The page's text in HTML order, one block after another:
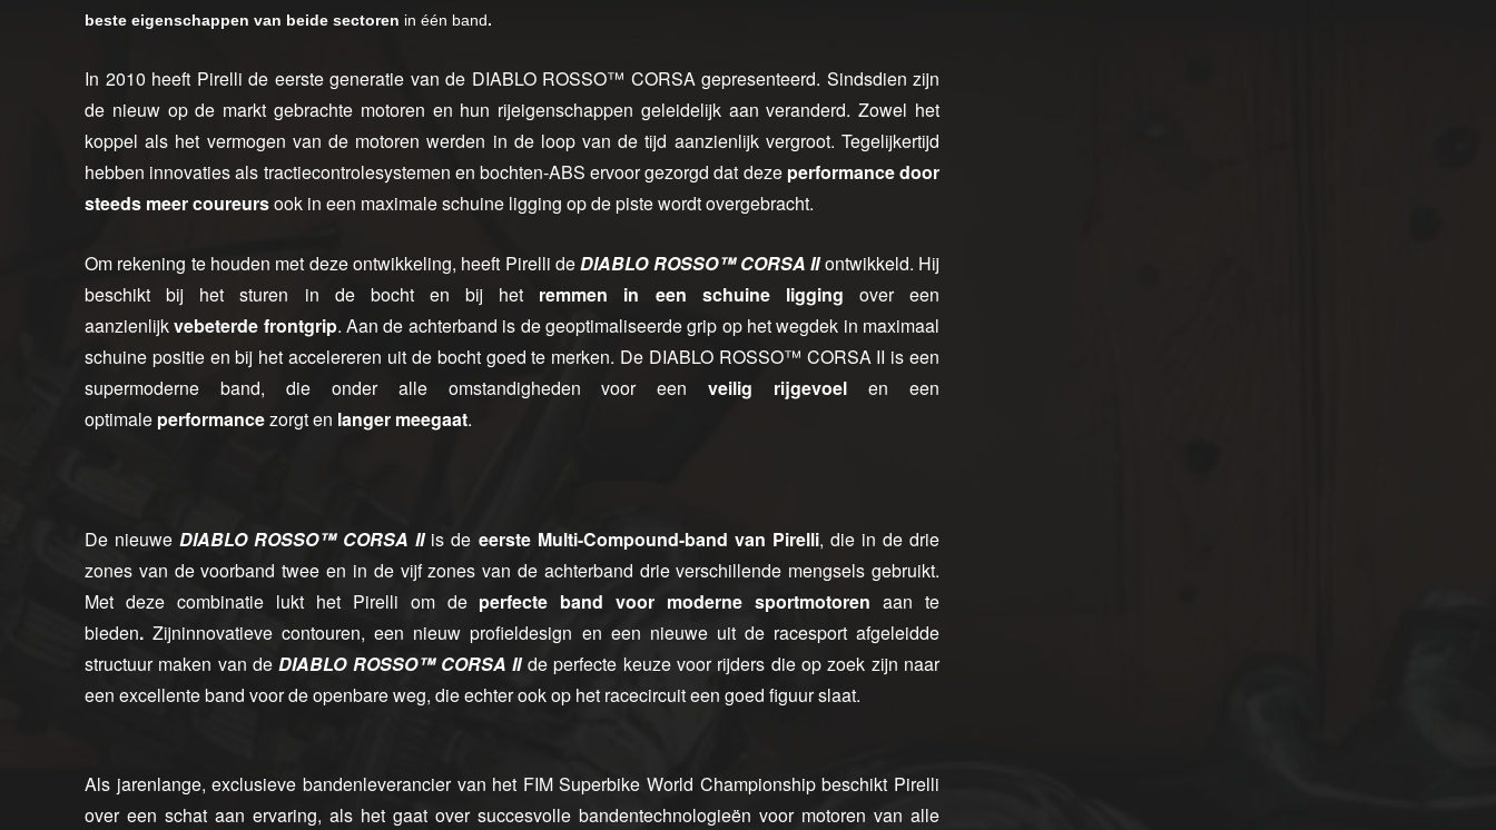
beste eigenschappen van beide sectoren in één band.
In 2010 heeft Pirelli de eerste generatie van de DIABLO ROSSO™ CORSA gepresenteerd. Sindsdien zijn
de nieuw op de markt gebrachte motoren en hun rijeigenschappen geleidelijk aan veranderd. Zowel het
koppel als het vermogen van de motoren werden in de loop van de tijd aanzienlijk vergroot. Tegelijkertijd
hebben innovaties als tractiecontrolesystemen en bochten-ABS ervoor gezorgd dat deze performance door
steeds meer coureursook in een maximale schuine ligging op de piste wordt overgebracht.
Om rekening te houden met deze ontwikkeling, heeft Pirelli deDIABLO ROSSO™ CORSA IIontwikkeld. Hij
beschikt bij het sturen in de bocht en bij het remmen in een schuine ligging over een
aanzienlijkvebeterde frontgrip. Aan de achterband is de geoptimaliseerde grip op het wegdek in maximaal
schuine positie en bij het accelereren uit de bocht goed te merken. De DIABLO ROSSO™ CORSA II is een
supermoderne band, die onder alle omstandigheden voor eenveilig rijgevoel en een
optimale performancezorgt en langer meegaat.
De nieuweDIABLO ROSSO™ CORSA IIis de eerste Multi-Compound-band van Pirelli, die in de drie
zones van de voorband twee en in de vijf zones van de achterband drie verschillende mengsels gebruikt.
Met deze combinatie lukt het Pirelli om de perfecte band voor moderne sportmotoren aan te
bieden.Zijninnovatieve contouren, een nieuw profieldesign en een nieuwe uit de racesport afgeleidde
structuur maken van deDIABLO ROSSO™ CORSA IIde perfecte keuze voor rijders die op zoek zijn naar
een excellente band voor de openbare weg, die echter ook op het racecircuit een goed figuur slaat.
Als jarenlange, exclusieve bandenleverancier van het FIM Superbike World Championship beschikt Pirelli
over een schat aan ervaring, als het gaat over succesvolle bandentechnologieën voor motoren van alle